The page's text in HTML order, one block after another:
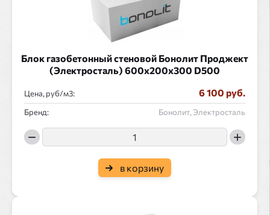
Блок газобетонный стеновой Бонолит Проджект
(Электросталь) 600x200x300 D500
Цена, руб/ : 6 100 руб.
Бренд: Бонолит, Электросталь
в корзину